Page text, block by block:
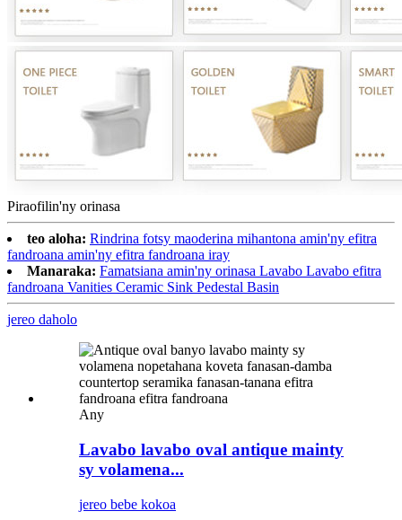
Piraofilin'ny orinasa
teo aloha: Rindrina fotsy maoderina mihantona amin'ny efitra
fandroana amin'ny efitra fandroana iray
Manaraka: Famatsiana amin'ny orinasa Lavabo Lavabo efitra
fandroana Vanities Ceramic Sink Pedestal Basin
jereo daholo
Any
Lavabo lavabo oval antique mainty
sy volamena...
jereo bebe kokoa